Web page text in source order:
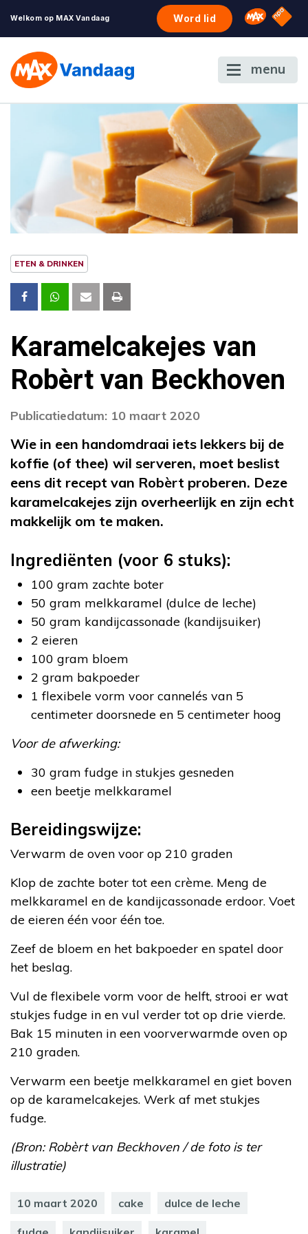
Welkom op MAX Vandaag Word lid Omroep
NPO
menu
ETEN & DRINKEN
Karamelcakejes van
Robèrt van Beckhoven
Publicatiedatum: 10 maart 2020
Wie in een handomdraai iets lekkers bij de
koffie (of thee) wil serveren, moet beslist
eens dit recept van Robèrt proberen. Deze
karamelcakejes zijn overheerlijk en zijn echt
makkelijk om te maken.
Ingrediënten (voor 6 stuks):
100 gram zachte boter
50 gram melkkaramel (dulce de leche)
50 gram kandijcassonade (kandijsuiker)
2 eieren
100 gram bloem
2 gram bakpoeder
1 flexibele vorm voor cannelés van 5
centimeter doorsnede en 5 centimeter hoog
Voor de afwerking:
30 gram fudge in stukjes gesneden
een beetje melkkaramel
Bereidingswijze:
Verwarm de oven voor op 210 graden
Klop de zachte boter tot een crème. Meng de
melkkaramel en de kandijcassonade erdoor. Voet
de eieren één voor één toe.
Zeef de bloem en het bakpoeder en spatel door
het beslag.
Vul de flexibele vorm voor de helft, strooi er wat
stukjes fudge in en vul verder tot op drie vierde.
Bak 15 minuten in een voorverwarmde oven op
210 graden.
Verwarm een beetje melkkaramel en giet boven
op de karamelcakejes. Werk af met stukjes
fudge.
(Bron: Robèrt van Beckhoven / de foto is ter
illustratie)
10 maart 2020 cake dulce de leche